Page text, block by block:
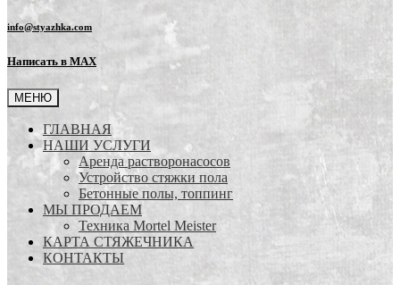
info@styazhka.com
Написать в MAX
МЕНЮ
ГЛАВНАЯ
НАШИ УСЛУГИ
Аренда растворонасосов
Устройство стяжки пола
Бетонные полы, топпинг
МЫ ПРОДАЕМ
Техника Mortel Meister
КАРТА СТЯЖЕЧНИКА
КОНТАКТЫ